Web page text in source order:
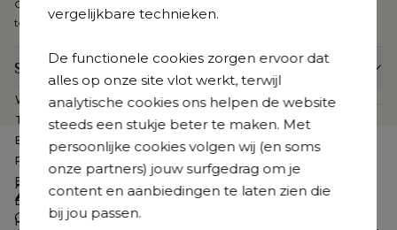
vergelijkbare technieken.
De functionele cookies zorgen ervoor dat
alles op onze site vlot werkt, terwijl
analytische cookies ons helpen de website
steeds een stukje beter te maken. Met
persoonlijke cookies volgen wij (en soms
onze partners) jouw surfgedrag om je
content en aanbiedingen te laten zien die
bij jou passen.
Geniet van buitengewone keuze en design, met uitzonderlijke
topkwaliteit.
Specificaties
Webartikelnummer
CB399679
Te zien in de showroom
Nee
Beschermhoes inbegrepen
Nee
Product collectie
Organo
Breedte
Diepte
Hoogte
Zoek je iets anders?
Ontdek ons volledig aanbod